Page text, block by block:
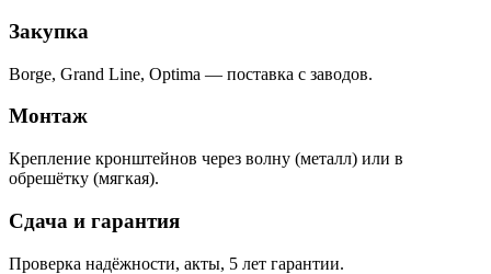
Закупка
Borge, Grand Line, Optima — поставка с заводов.
Монтаж
Крепление кронштейнов через волну (металл) или в
обрешётку (мягкая).
Сдача и гарантия
Проверка надёжности, акты, 5 лет гарантии.